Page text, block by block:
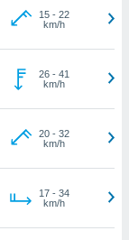
15- 22
km/h
26- 41
km/h
20- 32
km/h
17- 34
km/h